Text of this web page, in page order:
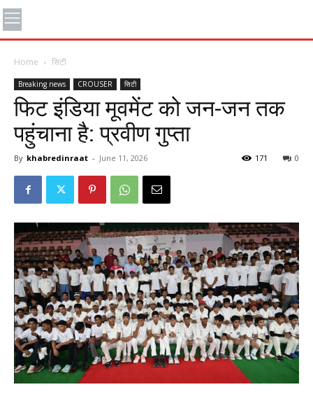
Home सिटी
Breaking news CROUSER सिटी
फिट इंडिया मूवमेंट को जन-जन तक
पहुंचाना है: प्रवीण गुप्ता
By khabredinraat - June 11, 2026 0
171